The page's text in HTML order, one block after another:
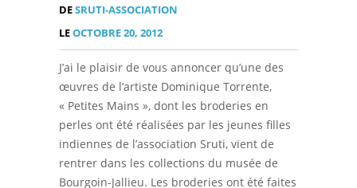
DESRUTI-ASSOCIATION
LEOCTOBRE 20, 2012
J’ai le plaisir de vous annoncer qu’une des
œuvres de l’artiste Dominique Torrente,
« Petites Mains », dont les broderies en
perles ont été réalisées par les jeunes filles
indiennes de l’association Sruti, vient de
rentrer dans les collections du musée de
Bourgoin-Jallieu. Les broderies ont été faites